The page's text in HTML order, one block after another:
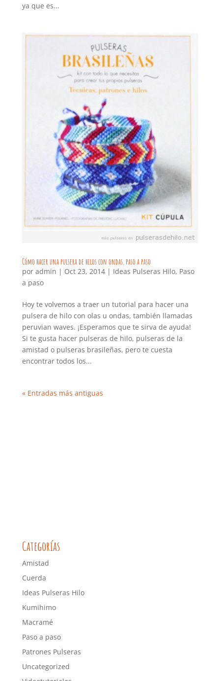
ya que es...
Cómo hacer una pulsera de hilos con ondas, paso a paso
por admin | Oct 23, 2014| Ideas Pulseras Hilo, Paso
a paso
Hoy te volvemos a traer un tutorial para hacer una
pulsera de hilo con olas u ondas, también llamadas
peruvian waves. ¡Esperamos que te sirva de ayuda!
Si te gusta hacer pulseras de hilo, pulseras de la
amistad o pulseras brasileñas, pero te cuesta
encontrar todos los...
« Entradas más antiguas
Categorías
Amistad
Cuerda
Ideas Pulseras Hilo
Kumihimo
Macramé
Paso a paso
Patrones Pulseras
Uncategorized